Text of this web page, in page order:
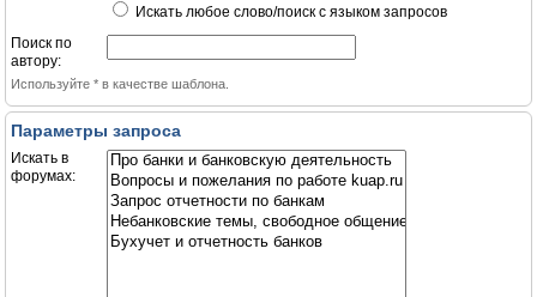
Искать любое слово/поиск с языком запросов
Поиск по
автору:
Используйте * в качестве шаблона.
Параметры запроса
Искать в
форумах: